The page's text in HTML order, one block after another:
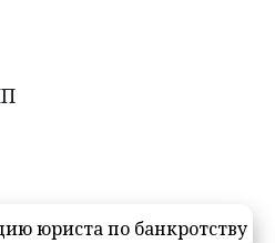
юриста по банкротству